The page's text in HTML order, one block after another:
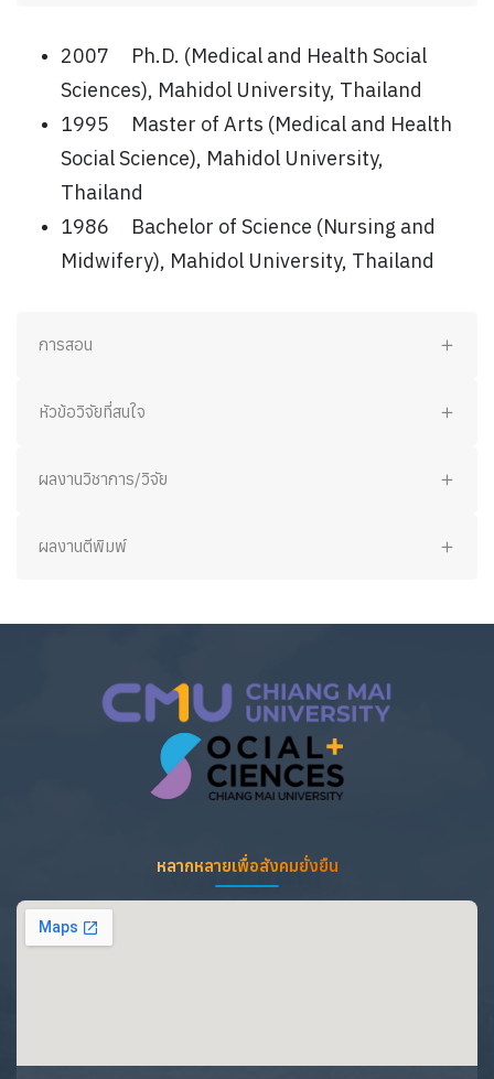
2007
Ph.D. (Medical and Health Social
Sciences), Mahidol University, Thailand
1995
Master of Arts (Medical and Health
Social Science), Mahidol University,
Thailand
1986
Bachelor of Science (Nursing and
Midwifery), Mahidol University, Thailand
การสอน
หัวข้อวิจัยที่สนใจ
ผลงานวิชาการ/วิจัย
ผลงานตีพิมพ์
หลากหลายเพื่อสังคมยั่งยืน